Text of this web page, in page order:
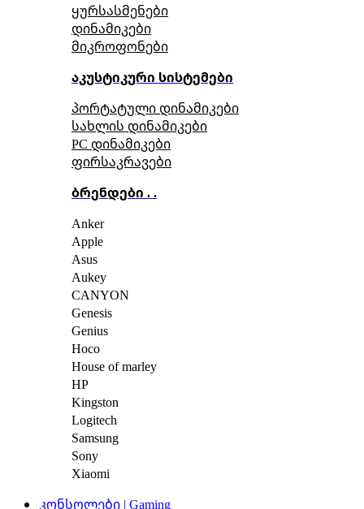
ყურსასმენები
დინამიკები
მიკროფონები
აკუსტიკური სისტემები
პორტატული დინამიკები
სახლის დინამიკები
PC დინამიკები
ფირსაკრავები
ბრენდები . .
Anker
Apple
Asus
Aukey
CANYON
Genesis
Genius
Hoco
House of marley
HP
Kingston
Logitech
Samsung
Sony
Xiaomi
კონსოლები | Gaming